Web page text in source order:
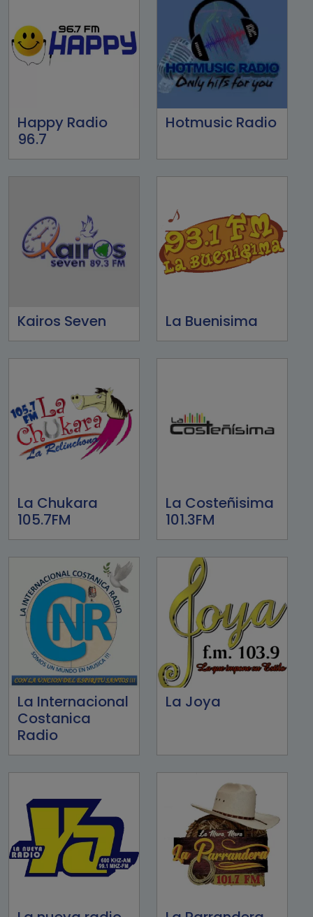
Happy Radio
96.7
Hotmusic Radio
Kairos Seven La Buenisima
La Chukara
105.7FM
La Costeñisima
101.3FM
La Internacional
Costanica
Radio
La Joya